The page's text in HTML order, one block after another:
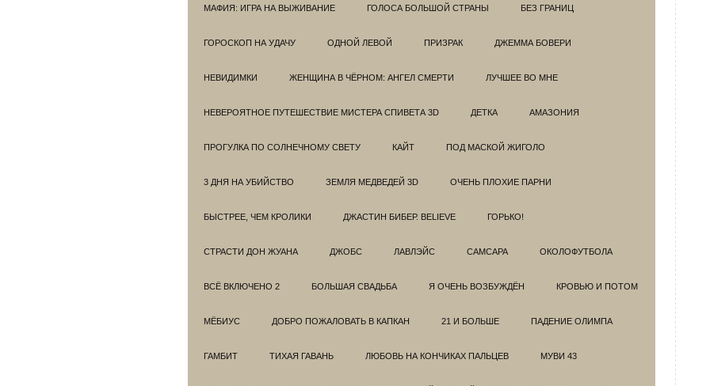
МАФИЯ: ИГРА НА ВЫЖИВАНИЕ ГОЛОСА БОЛЬШОЙ СТРАНЫ БЕЗ ГРАНИЦ
ГОРОСКОП НА УДАЧУ ОДНОЙ ЛЕВОЙ ПРИЗРАК ДЖЕММА БОВЕРИ
НЕВИДИМКИ ЖЕНЩИНА В ЧЁРНОМ: АНГЕЛ СМЕРТИ ЛУЧШЕЕ ВО МНЕ
НЕВЕРОЯТНОЕ ПУТЕШЕСТВИЕ МИСТЕРА СПИВЕТА 3D ДЕТКА АМАЗОНИЯ
ПРОГУЛКА ПО СОЛНЕЧНОМУ СВЕТУ КАЙТ ПОД МАСКОЙ ЖИГОЛО
3 ДНЯ НА УБИЙСТВО ЗЕМЛЯ МЕДВЕДЕЙ 3D ОЧЕНЬ ПЛОХИЕ ПАРНИ
БЫСТРЕЕ, ЧЕМ КРОЛИКИ ДЖАСТИН БИБЕР. BELIEVE ГОРЬКО!
СТРАСТИ ДОН ЖУАНА ДЖОБС ЛАВЛЭЙС САМСАРА ОКОЛОФУТБОЛА
ВСЁ ВКЛЮЧЕНО 2 БОЛЬШАЯ СВАДЬБА Я ОЧЕНЬ ВОЗБУЖДЁН КРОВЬЮ И ПОТОМ
МЁБИУС ДОБРО ПОЖАЛОВАТЬ В КАПКАН 21 И БОЛЬШЕ ПАДЕНИЕ ОЛИМПА
ГАМБИТ ТИХАЯ ГАВАНЬ ЛЮБОВЬ НА КОНЧИКАХ ПАЛЬЦЕВ МУВИ 43